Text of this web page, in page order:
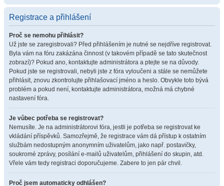
Registrace a přihlášení
Proč se nemohu přihlásit?
Už jste se zaregistrovali? Před přihlášením je nutné se nejdříve registrovat.
Byla vám na fóru zakázána činnost (v takovém případě se tato skutečnost
zobrazí)? Pokud ano, kontaktujte administrátora a ptejte se na důvody.
Pokud jste se registrovali, nebyli jste z fóra vyloučeni a stále se nemůžete
přihlásit, znovu zkontrolujte přihlašovací jméno a heslo. Obvykle toto bývá
problém a pokud není, kontaktujte administrátora, možná má chybné
nastavení fóra.
Je vůbec potřeba se registrovat?
Nemusíte. Je na administrátorovi fóra, jestli je potřeba se registrovat ke
vkládání příspěvků. Samozřejmě, že registrace vám dá přístup k ostatním
službám nedostupným anonymním uživatelům, jako např. postavičky,
soukromé zprávy, posílání e-mailů uživatelům, přihlášení do skupin, atd.
Vřele vám tedy registraci doporučujeme. Zabere to jen pár chvil.
Proč jsem automaticky odhlášen?